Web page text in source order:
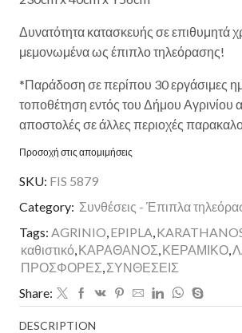
Δυνατότητα κατασκευής σε επιθυμητά
μεμονωμένα ως έπιπλο τηλεόρασης!
*Παράδοση σε περίπου 30 εργάσιμες
τοποθέτηση εντός του Δήμου Αγρινίου
αποστολές σε άλλες περιοχές
Προσοχή στις απομιμήσεις
SKU: FIS 5879
Category: Συνθέσεις - Έπιπλα
Tags: AGRINIO EPIPLA
καθιστικό ΚΑΡΑΘΑΝΟΣ ΚΕΡΑΜΙΚΟ
ΠΡΟΣΦΟΡΕΣ ΣΥΝΘΕΣΕΙΣ
Share:
DESCRIPTION